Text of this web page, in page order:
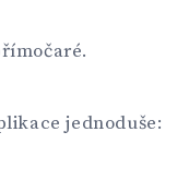
jednoduše: